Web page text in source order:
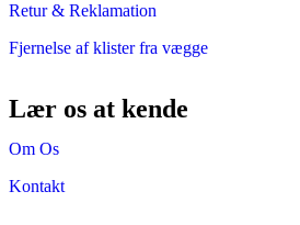
Retur & Reklamation
Fjernelse af klister fra vægge
Lær os at kende
Om Os
Kontakt